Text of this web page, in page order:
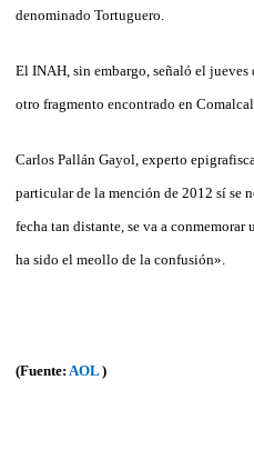
denominado Tortuguero.
El INAH, sin embargo, señaló el
otro fragmento encontrado en
Carlos Pallán Gayol, experto
particular de la mención de 2012 sí se
fecha tan distante, se va a
ha sido el meollo de la confusión».
(Fuente: AOL )